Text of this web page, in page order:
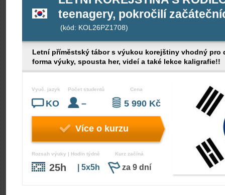
teenagery, pokročilí
(kód: KOL26PZ1708)
Letní příměstský tábor s výukou korejštiny vhodný pro
forma výuky, spousta her, videí a také lekce kaligrafie!!
Vyuč. jazyk
KO
Počet studentů
–
Cena
5 990 Kč
Více o kurzu
Rozsah výuky | Hodin týdně
25h | 5x5h
Kurz začíná
za 9 dní